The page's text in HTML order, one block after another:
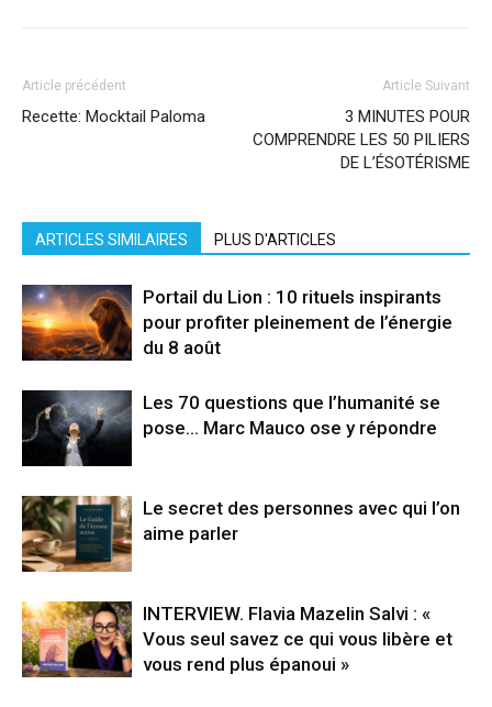
Article précédent
Recette: Mocktail Paloma
Article Suivant
3 MINUTES POUR
COMPRENDRE LES 50 PILIERS
DE L’ÉSOTÉRISME
ARTICLES SIMILAIRES PLUS D'ARTICLES
Portail du Lion : 10 rituels inspirants
pour profiter pleinement de l’énergie
du 8 août
Les 70 questions que l’humanité se
pose… Marc Mauco ose y répondre
Le secret des personnes avec qui l’on
aime parler
INTERVIEW. Flavia Mazelin Salvi : «
Vous seul savez ce qui vous libère et
vous rend plus épanoui »